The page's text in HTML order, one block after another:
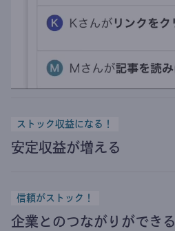
ストック収益になる！
安定収益が増える
信頼がストック！
企業とのつながりができる